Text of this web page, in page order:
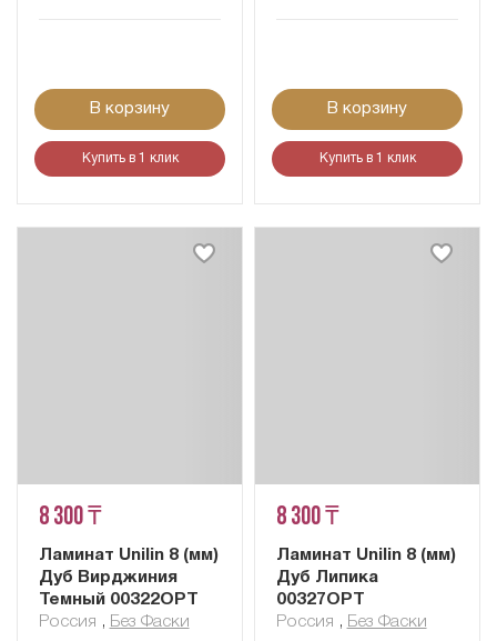
В корзину
Купить в 1 клик
В корзину
Купить в 1 клик
8 300 ₸
Ламинат Unilin 8 (мм)
Дуб Вирджиния
Темный 00322OPT
Россия , Без Фаски
8 300 ₸
Ламинат Unilin 8 (мм)
Дуб Липика
00327OPT
Россия , Без Фаски